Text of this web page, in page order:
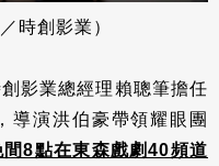
時創影業）
影業總經理賴聰筆擔任
導演洪伯豪帶領耀眼團
間8點在東森戲劇40頻道